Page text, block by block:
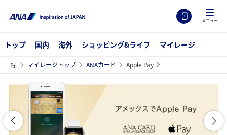
メニュー
トップ 国内 海外 ショッピング&ライフ マイレージ
マイレージトップ ANAカード Apple Pay